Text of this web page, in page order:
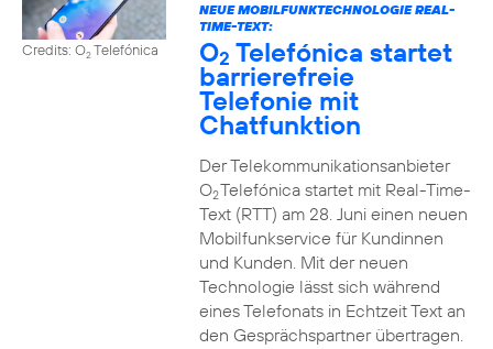
Credits: O2Telefónica
NEUE MOBILFUNKTECHNOLOGIE REAL-
TIME-TEXT:
O2 Telefónica startet
barrierefreie
Telefonie mit
Chatfunktion
Der Telekommunikationsanbieter
O2Telefónica startet mit Real-Time-
Text (RTT) am 28. Juni einen neuen
Mobilfunkservice für Kundinnen
und Kunden. Mit der neuen
Technologie lässt sich während
eines Telefonats in Echtzeit Text an
den Gesprächspartner übertragen.